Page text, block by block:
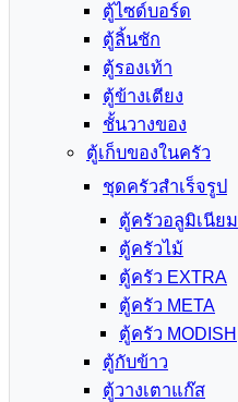
ตู้ไซด์บอร์ด
ตู้ลิ้นชัก
ตู้รองเท้า
ตู้ข้างเตียง
ชั้นวางของ
ตู้เก็บของในครัว
ชุดครัวสำเร็จรูป
ตู้ครัวอลูมิเนียม
ตู้ครัวไม้
ตู้ครัว EXTRA
ตู้ครัว META
ตู้ครัว MODISH
ตู้กับข้าว
ตู้วางเตาแก๊ส